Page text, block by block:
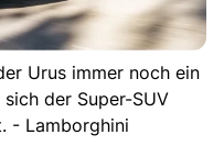
Urus immer noch ein
der Super-SUV
- Lamborghini